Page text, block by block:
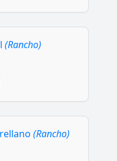
(Rancho)
(Rancho)